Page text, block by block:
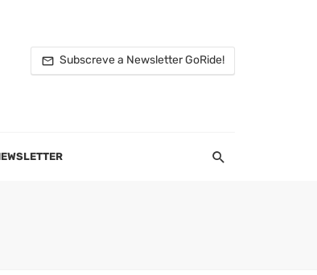
Subscreve a Newsletter GoRide!